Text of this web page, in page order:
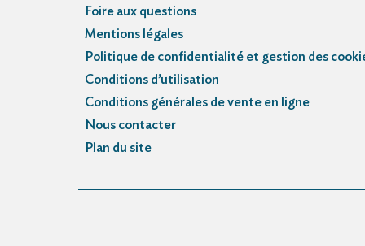
Foire aux questions
Mentions légales
Politique de confidentialité et gestion des
Conditions d’utilisation
Conditions générales de vente en ligne
Nous contacter
Plan du site